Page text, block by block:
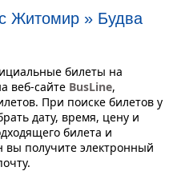
Житомир » Будва
билеты на
веб-сайте BusLine,
При поиске билетов у
дату, время, цену и
билета и
вы получите электронный